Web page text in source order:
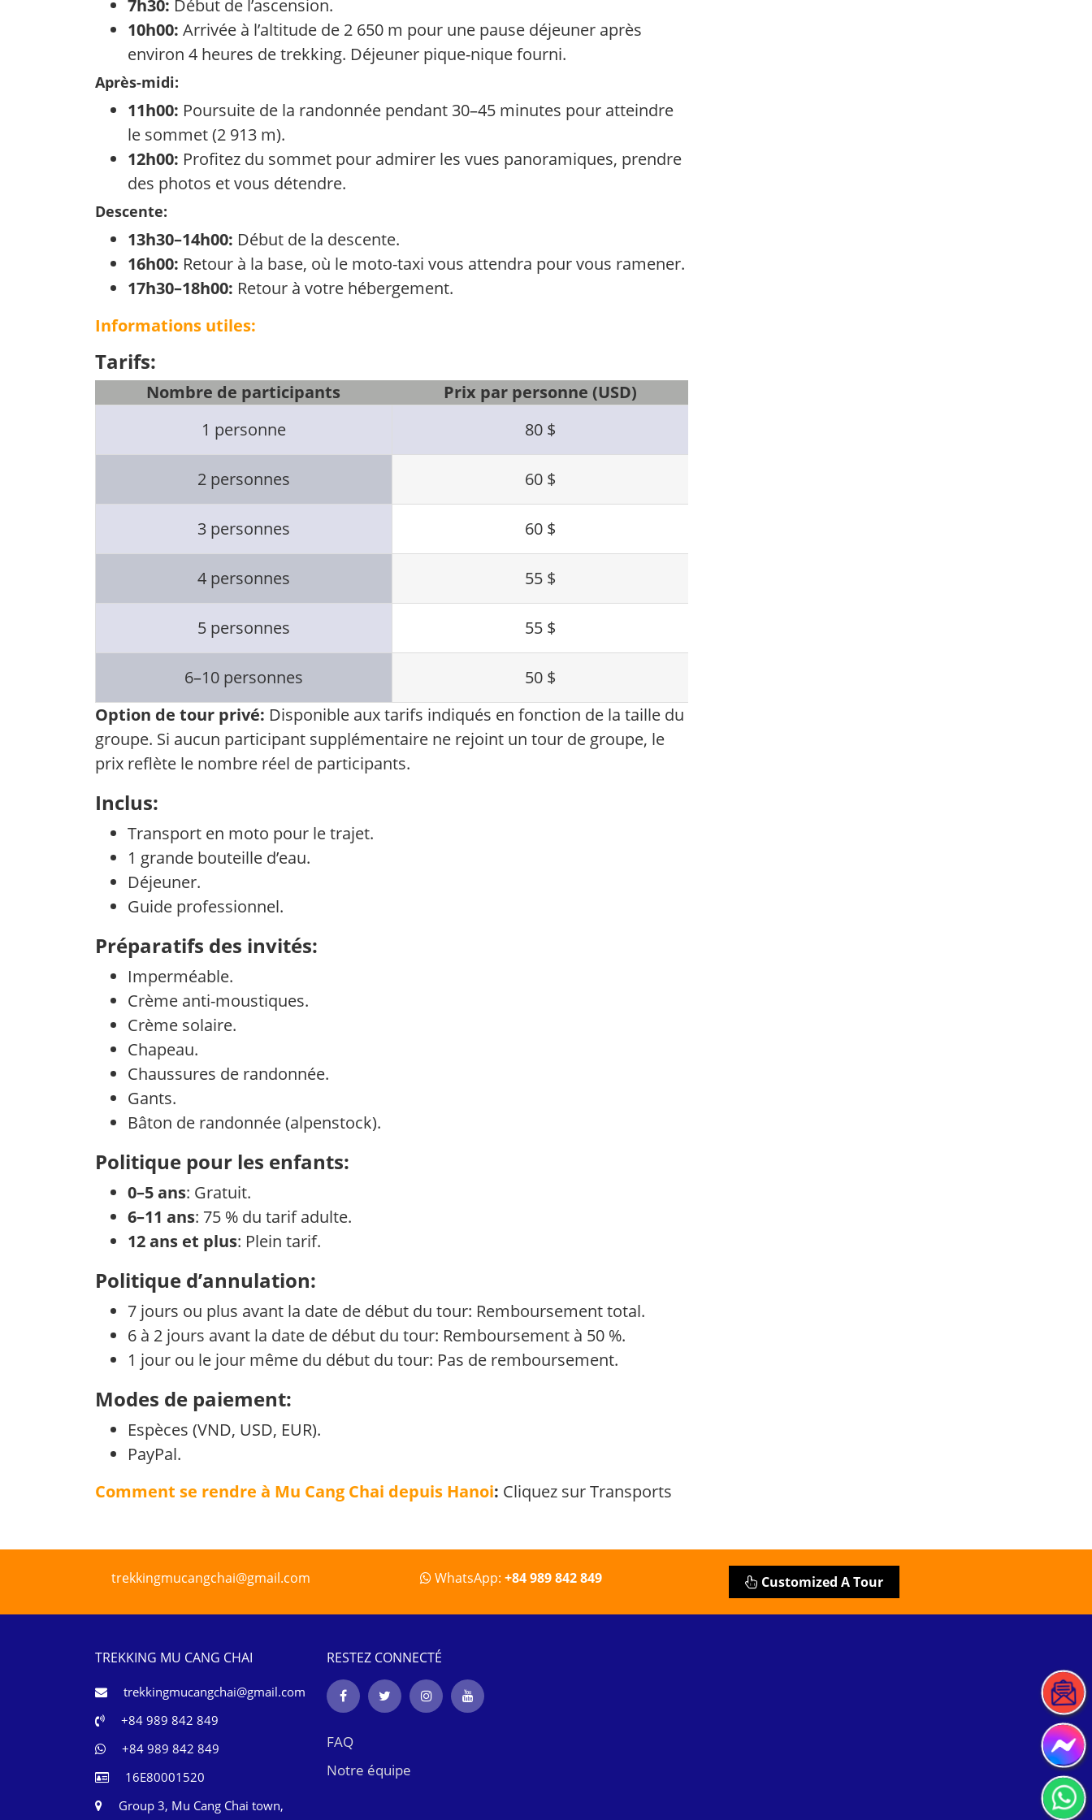
7h30: Début de l’ascension.
10h00: Arrivée à l’altitude de 2 650 m pour une pause déjeuner après
environ 4 heures de trekking. Déjeuner pique-nique fourni.
Après-midi:
11h00: Poursuite de la randonnée pendant 30–45 minutes pour atteindre
le sommet (2 913 m).
12h00: Profitez du sommet pour admirer les vues panoramiques, prendre
des photos et vous détendre.
Descente:
13h30–14h00: Début de la descente.
16h00: Retour à la base, où le moto-taxi vous attendra pour vous ramener.
17h30–18h00: Retour à votre hébergement.
Informations utiles:
Tarifs:
Nombre de participants
Prix par personne (USD)
1 personne
80 $
2 personnes 60 $
3 personnes 60 $
4 personnes 55 $
5 personnes 55 $
6–10 personnes
50 $
Option de tour privé: Disponible aux tarifs indiqués en fonction de la taille du
groupe. Si aucun participant supplémentaire ne rejoint un tour de groupe, le
prix reflète le nombre réel de participants.
Inclus:
Transport en moto pour le trajet.
1 grande bouteille d’eau.
Déjeuner.
Guide professionnel.
Préparatifs des invités:
Imperméable.
Crème anti-moustiques.
Crème solaire.
Chapeau.
Chaussures de randonnée.
Gants.
Bâton de randonnée (alpenstock).
Politique pour les enfants:
0–5 ans: Gratuit.
6–11 ans: 75 % du tarif adulte.
12 ans et plus: Plein tarif.
Politique d’annulation:
7 jours ou plus avant la date de début du tour: Remboursement total.
6 à 2 jours avant la date de début du tour: Remboursement à 50 %.
1 jour ou le jour même du début du tour: Pas de remboursement.
Modes de paiement:
Espèces (VND, USD, EUR).
PayPal.
Comment se rendre à Mu Cang Chai depuis Hanoi: Cliquez surTransports
trekkingmucangchai@gmail.com WhatsApp: +84 989 842 849 Customized A Tour
TREKKING MU CANG CHAI
trekkingmucangchai@gmail.com
+84 989 842 849
+84 989 842 849
16E80001520
Group 3, Mu Cang Chai town,
RESTEZ CONNECTÉ
FAQ
Notre équipe